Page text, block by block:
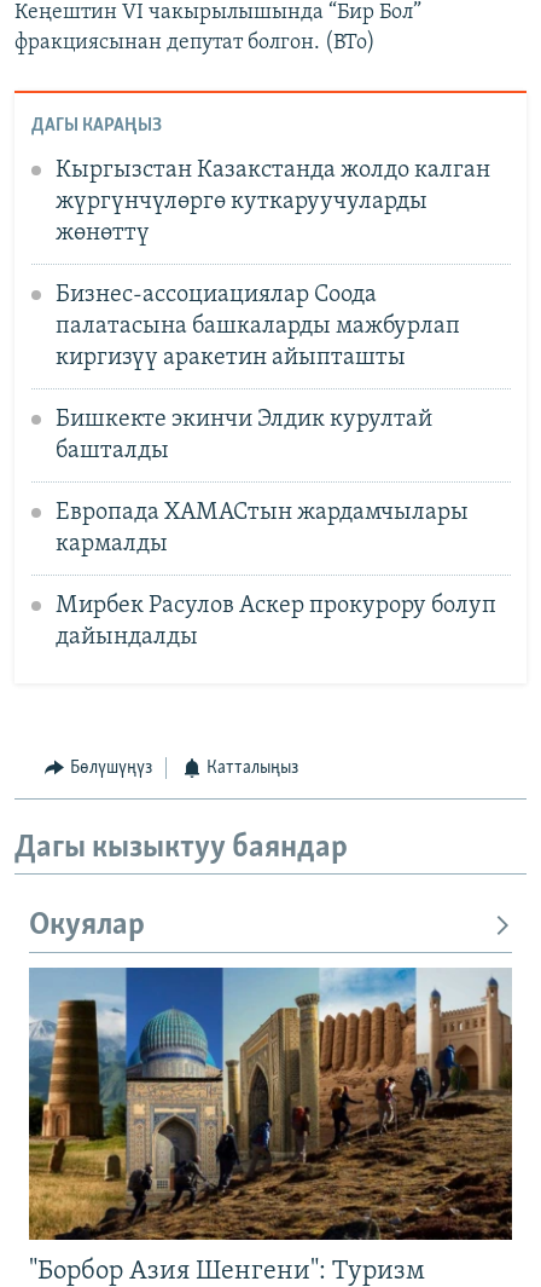
Кеңештин VI чакырылышында “Бир Бол”
фракциясынан депутат болгон. (BTo)
ДАГЫ КАРАҢЫЗ
Кыргызстан Казакстанда жолдо калган
жүргүнчүлөргө куткаруучуларды
жөнөттү
Бизнес-ассоциациялар Соода
палатасына башкаларды мажбурлап
киргизүү аракетин айыпташты
Бишкекте экинчи Элдик курултай
башталды
Европада ХАМАСтын жардамчылары
кармалды
Мирбек Расулов Аскер прокурору болуп
дайындалды
Бөлүшүңүз Катталыңыз
Дагы кызыктуу баяндар
Окуялар
"Борбор Азия Шенгени": Туризм